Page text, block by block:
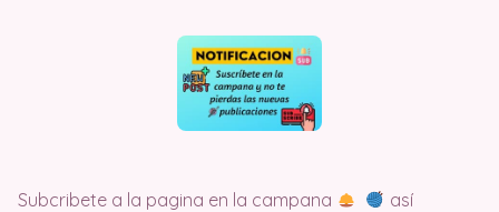
Subcribete a la pagina en la campana
así